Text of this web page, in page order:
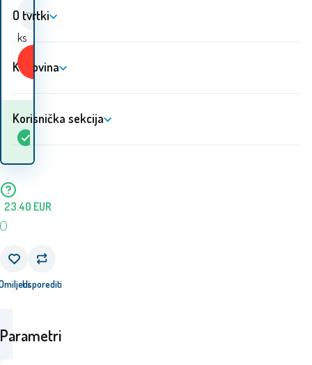
ks
Kupiti
lageru
Kada ću dobiti
23.40 EUR
Usporediti
Parametri
O tvrtki
Kupovina
Korisnička sekcija